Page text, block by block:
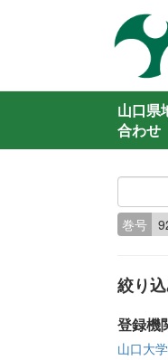
山口県
合わせ
巻号
絞り
登録機
山口大